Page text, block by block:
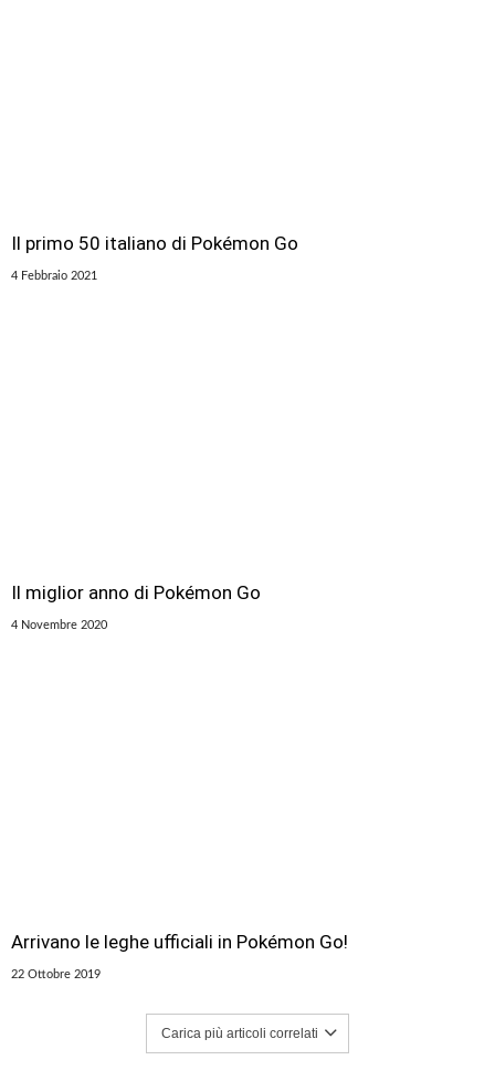
Il primo 50 italiano di Pokémon Go
4 Febbraio 2021
Il miglior anno di Pokémon Go
4 Novembre 2020
Arrivano le leghe ufficiali in Pokémon Go!
22 Ottobre 2019
Carica più articoli correlati